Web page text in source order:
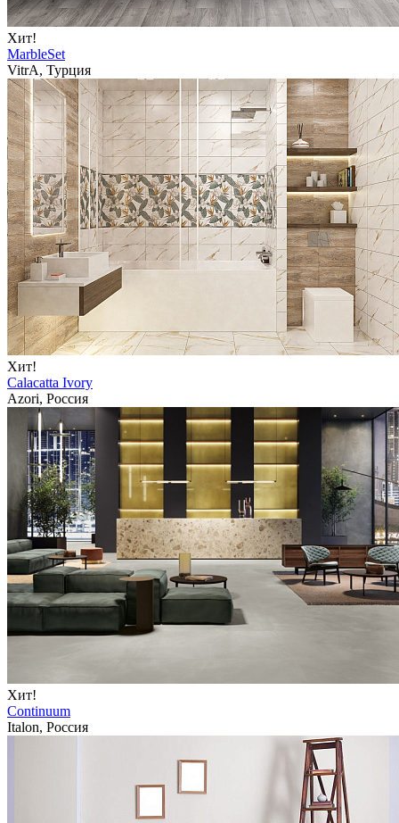
Хит!
MarbleSet
VitrA, Турция
Хит!
Calacatta Ivory
Azori, Россия
Хит!
Continuum
Italon, Россия